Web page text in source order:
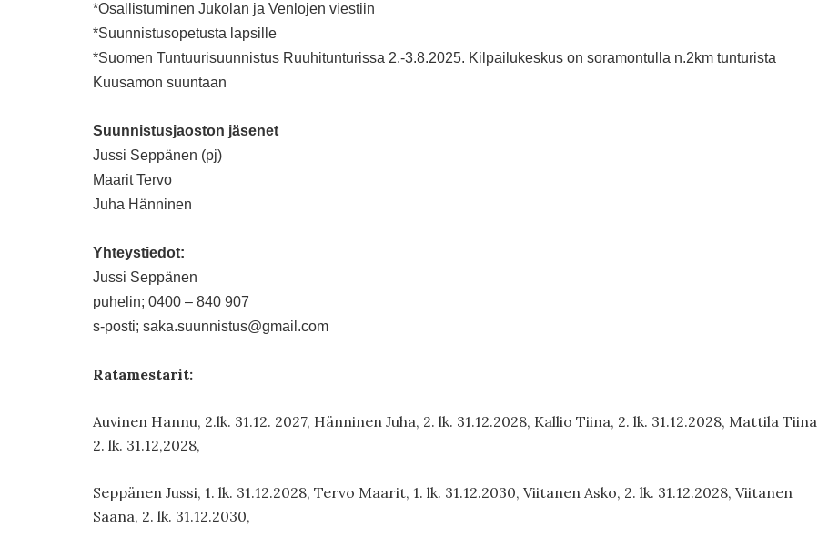
*Osallistuminen Jukolan ja Venlojen viestiin
*Suunnistusopetusta lapsille
*Suomen Tuntuurisuunnistus Ruuhitunturissa 2.-3.8.2025. Kilpailukeskus on soramontulla n.2km tunturista
Kuusamon suuntaan
Suunnistusjaoston jäsenet
Jussi Seppänen (pj)
Maarit Tervo
Juha Hänninen
Yhteystiedot:
Jussi Seppänen
puhelin; 0400 – 840 907
s-posti; saka.suunnistus@gmail.com
Ratamestarit:
Auvinen Hannu, 2.lk. 31.12. 2027, Hänninen Juha, 2. lk. 31.12.2028, Kallio Tiina, 2. lk. 31.12.2028, Mattila Tiina
2. lk. 31.12,2028,
Seppänen Jussi, 1. lk. 31.12.2028, Tervo Maarit, 1. lk. 31.12.2030, Viitanen Asko, 2. lk. 31.12.2028, Viitanen
Saana, 2. lk. 31.12.2030,